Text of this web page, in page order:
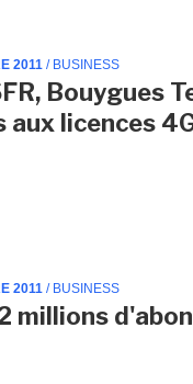
2011 / BUSINESS
Bouygues
aux licences
2011 / BUSINESS
millions